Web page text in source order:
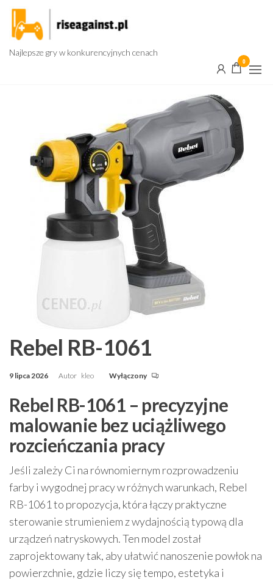
Przejdź
treści
Najlepsze gry w konkurencyjnych cenach
0
Rebel RB-1061
9 lipca 2026 Autor kleo Wyłączony
Rebel RB-1061 – precyzyjne
malowanie bez uciążliwego
rozcieńczania pracy
Jeśli zależy Ci na równomiernym rozprowadzeniu
farby i wygodnej pracy w różnych warunkach, Rebel
RB-1061 to propozycja, która łączy praktyczne
sterowanie strumieniem z wydajnością typową dla
urządzeń natryskowych. Ten model został
zaprojektowany tak, aby ułatwić nanoszenie powłok na
powierzchnie, gdzie liczy się tempo, estetyka i